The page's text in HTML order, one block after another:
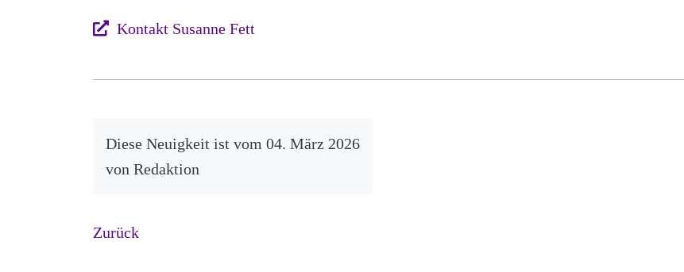
Kontakt Susanne Fett
Diese Neuigkeit ist vom 04. März 2026
von Redaktion
Zurück